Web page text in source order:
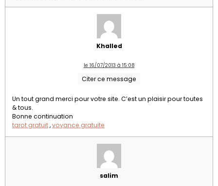
Khalled
le 16/07/2013 à 15:08
Citer ce message
Un tout grand merci pour votre site. C’est un plaisir pour toutes
& tous.
Bonne continuation
tarot gratuit,voyance gratuite
salim